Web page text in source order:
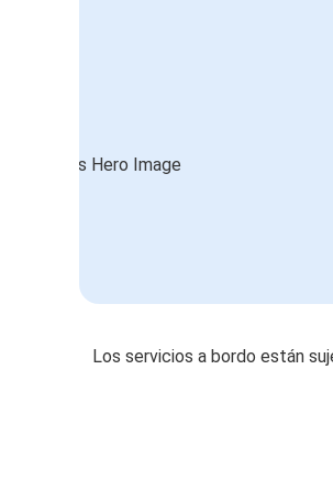
Los servicios a bordo están